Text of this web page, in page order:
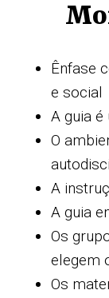
Ênfase
e social
A guia
O
A
A guia
Os
elegem
Os